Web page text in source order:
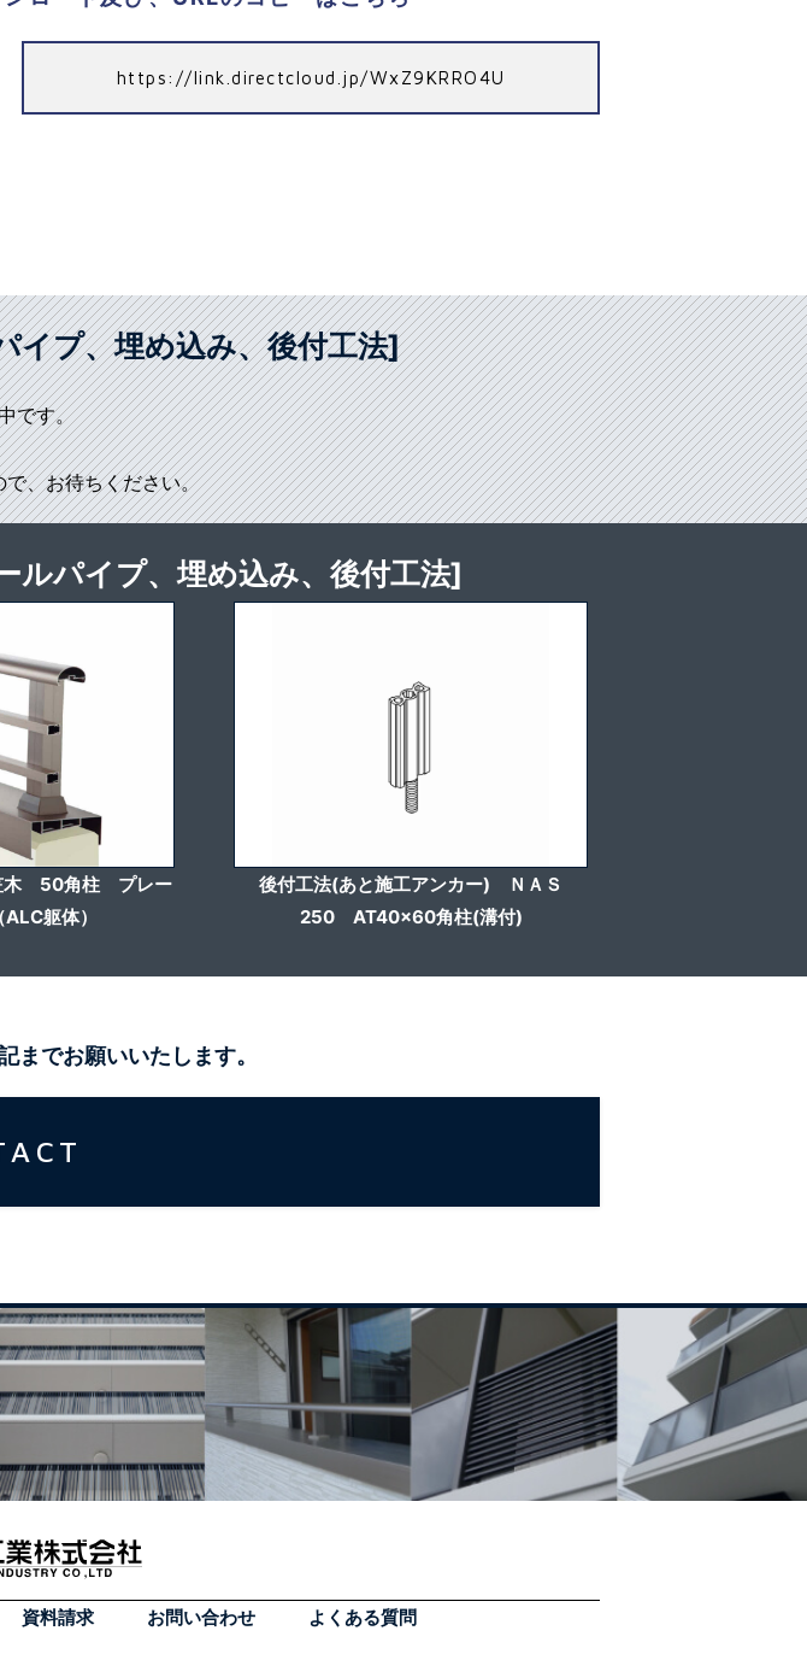
https://link.directcloud.jp/WxZ9KRRO4U
イプ、埋め込み、後付工法]
です。
、お待ちください。
ルパイプ、埋め込み、後付工法]
木 50角柱 プレー
躯体）
後付工法(あと施工アンカー) ＮＡＳ
250 AT40x60角柱(溝付)
までお願いいたします。
資料請求 お問い合わせ
よくある質問